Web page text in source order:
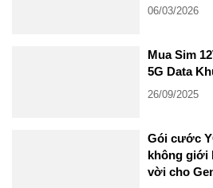
06/03/2026
Mua Sim
5G Data
26/09/2025
Gói cước
không giới
vời cho